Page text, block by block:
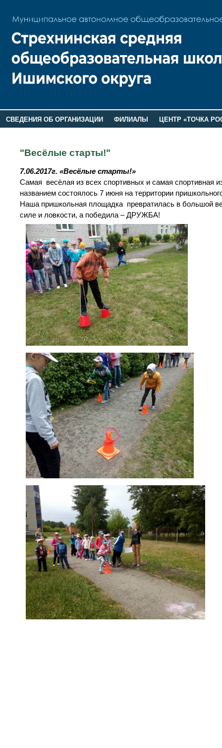
СВЕДЕНИЯ ОБ ОРГАНИЗАЦИИ ФИЛИАЛЫ
ЦЕНТР «ТОЧКА
"Весёлые старты!"
7.06.2017г. «Весёлые старты!»
Самая весёлая из всех спортивных и самая спортивная
названием состоялось 7 июня на территории
Наша пришкольная площадка превратилась в большой
силе и ловкости, а победила – ДРУЖБА!